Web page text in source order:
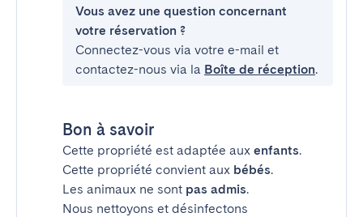
Vous avez une question concernant
votre réservation ?
Connectez-vous via votre e-mail et
contactez-nous via la Boîte de réception.
Bon à savoir
Cette propriété est adaptée aux enfants.
Cette propriété convient aux bébés.
Les animaux ne sont pas admis.
Nous nettoyons et désinfectons